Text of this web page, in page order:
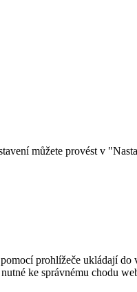
můžete provést v
prohlížeče ukládají
ke správnému chodu